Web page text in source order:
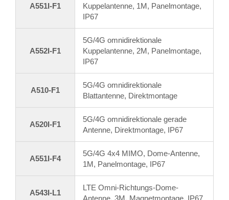
A551I-F1
Kuppelantenne, 1M, Panelmontage,
IP67
A552I-F1
5G/4G omnidirektionale
Kuppelantenne, 2M, Panelmontage,
IP67
A510-F1
5G/4G omnidirektionale
Blattantenne, Direktmontage
A520I-F1
5G/4G omnidirektionale gerade
Antenne, Direktmontage, IP67
A551I-F4
5G/4G 4x4 MIMO, Dome-Antenne,
1M, Panelmontage, IP67
A543I-L1
LTE Omni-Richtungs-Dome-
Antenne, 3M, Magnetmontage, IP67